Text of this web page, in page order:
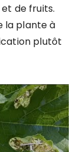
de fruits.
la plante à
plutôt